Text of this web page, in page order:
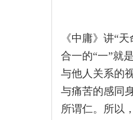
《中庸》讲“
合一的“一”就
与他人关系的
与痛苦的感同
所谓仁。所以